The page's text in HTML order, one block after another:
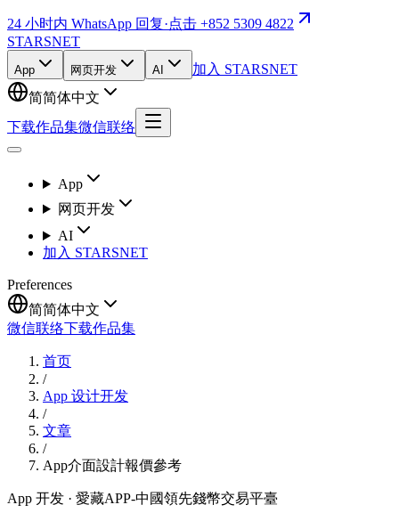
24 小时内 WhatsApp 回复·点击 +852 5309 4822
STARSNET
App 网页开发 AI
加入 STARSNET
简简体中文
下载作品集微信联络
App
网页开发
AI
加入 STARSNET
Preferences
简简体中文
微信联络下载作品集
首页
/
App 设计开发
/
文章
/
App介面設計報價參考
App 开发 · 愛藏APP-中國領先錢幣交易平臺